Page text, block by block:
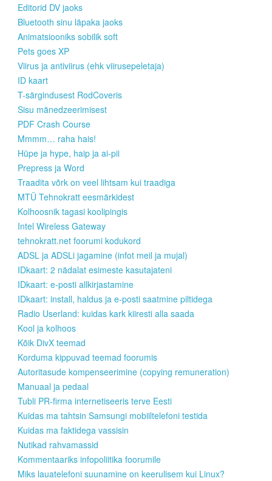
Editorid DV jaoks
Bluetooth sinu läpaka jaoks
Animatsiooniks sobilik soft
Pets goes XP
Viirus ja antiviirus (ehk viirusepeletaja)
ID kaart
T-särgindusest RodCoveris
Sisu mänedzeerimisest
PDF Crash Course
Mmmm… raha hais!
Hüpe ja hype, haip ja ai-pii
Prepress ja Word
Traadita võrk on veel lihtsam kui traadiga
MTÜ Tehnokratt eesmärkidest
Kolhoosnik tagasi koolipingis
Intel Wireless Gateway
tehnokratt.net foorumi kodukord
ADSL ja ADSLi jagamine (infot meil ja mujal)
IDkaart: 2 nädalat esimeste kasutajateni
IDkaart: e-posti allkirjastamine
IDkaart: install, haldus ja e-posti saatmine piltidega
Radio Userland: kuidas kark kiiresti alla saada
Kool ja kolhoos
Kõik DivX teemad
Korduma kippuvad teemad foorumis
Autoritasude kompenseerimine (copying remuneration)
Manuaal ja pedaal
Tubli PR-firma internetiseeris terve Eesti
Kuidas ma tahtsin Samsungi mobiiltelefoni testida
Kuidas ma faktidega vassisin
Nutikad rahvamassid
Kommentaariks infopoliitika foorumile
Miks lauatelefoni suunamine on keerulisem kui Linux?